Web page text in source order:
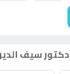
سيف